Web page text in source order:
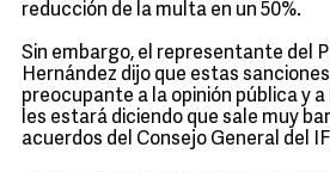
reducción de la multa en un 50%.
Sin embargo, el representante del
Hernández dijo que estas
preocupante a la opinión pública y
les estará diciendo que sale muy
acuerdos del Consejo General del